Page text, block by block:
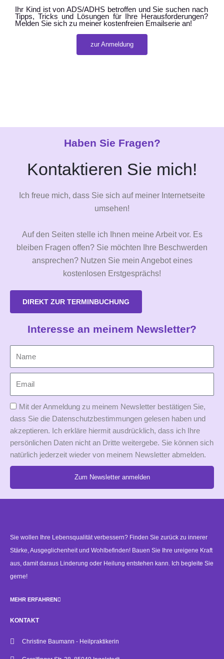
Ihr Kind ist von ADS/ADHS betroffen und Sie suchen nach
Tipps, Tricks und Lösungen für Ihre Herausforderungen?
Melden Sie sich zu meiner kostenfreien Emailserie an!
zur Anmeldung
Haben Sie Fragen?
Kontaktieren Sie mich!
Ich freue mich, dass Sie sich auf meiner Internetseite
umsehen!
Auf den Seiten stelle ich Ihnen meine Arbeit vor. Es
bleiben Fragen offen? Sie möchten Ihre Beschwerden
ansprechen? Nutzen Sie mein Angebot eines
kostenlosen Erstgesprächs!
DIREKT ZUR TERMINBUCHUNG
Interesse an meinem Newsletter?
Mit der Anmeldung zu meinem Newsletter bestätigen Sie,
dass Sie die Datenschutzbestimmungen gelesen haben und
akzeptieren. Ich erkläre hiermit ausdrücklich, dass ich Ihre
persönlichen Daten nicht an Dritte weitergebe. Sie können sich
natürlich jederzeit wieder von meinem Newsletter abmelden.
Zum Newsletter anmelden
Sie wollen Ihre Lebensqualität verbessern? Finden Sie zurück zu innerer
Stärke, Ausgeglichenheit und Wohlbefinden! Bauen Sie Ihre ureigene Kraft
aus, damit daraus Linderung oder Heilung entstehen kann. Ich begleite Sie
gerne!
MEHR ERFAHREN
KONTAKT
Christine Baumann - Heilpraktikerin